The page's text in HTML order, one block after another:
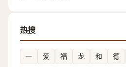
热搜
一 爱 福 龙 和 德